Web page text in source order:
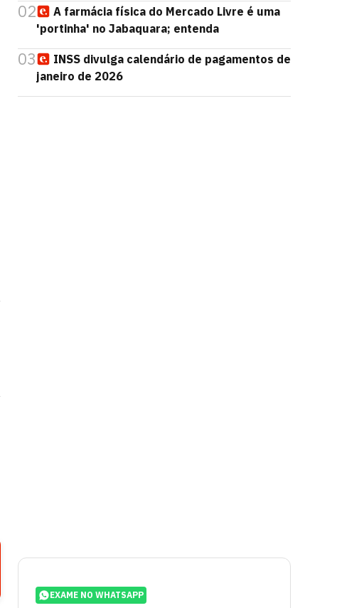
02
A farmácia física do Mercado Livre é uma
'portinha' no Jabaquara; entenda
03
INSS divulga calendário de pagamentos de
janeiro de 2026
EXAME NO WHATSAPP